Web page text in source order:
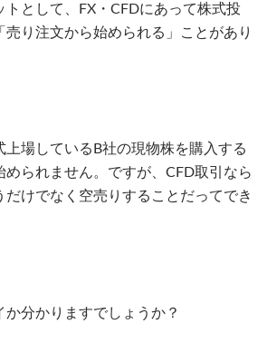
トとして、FX・CFDにあって株式投
売り注文から始められる」ことがあり
上場しているB社の現物株を購入する
められません。ですが、CFD取引なら
だけでなく空売りすることだってでき
か分かりますでしょうか？